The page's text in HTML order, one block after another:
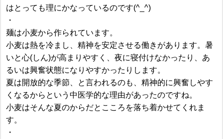
はとっても理にかなっているのです(^_^)
・
麺は小麦から作られています。
小麦は熱を冷まし、精神を安定させる働きがあります。暑
いと心(しん)が高まりやすく、夜に寝付けなかったり、あ
るいは興奮状態になりやすかったりします。
夏は開放的な季節、と言われるのも、精神的に興奮しやす
くなるからという中医学的な理由があったのですね。
小麦はそんな夏のからだとこころを落ち着かせてくれま
す。
・